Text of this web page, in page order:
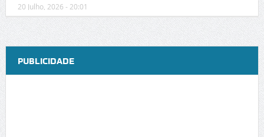
20 Julho, 2026 - 20:01
PUBLICIDADE